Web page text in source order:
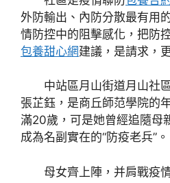
外防輸出、內防分散最有用
情防控中的阻擊感化，把防
包養甜心網建議，是請求，
中站區月山街道月山社
張芷鈺，是商丘師范學院的
滿20歲，可是她曾經追隨母
成為名副實在的“防疫老兵”。
母女齊上陣，并肩戰疫